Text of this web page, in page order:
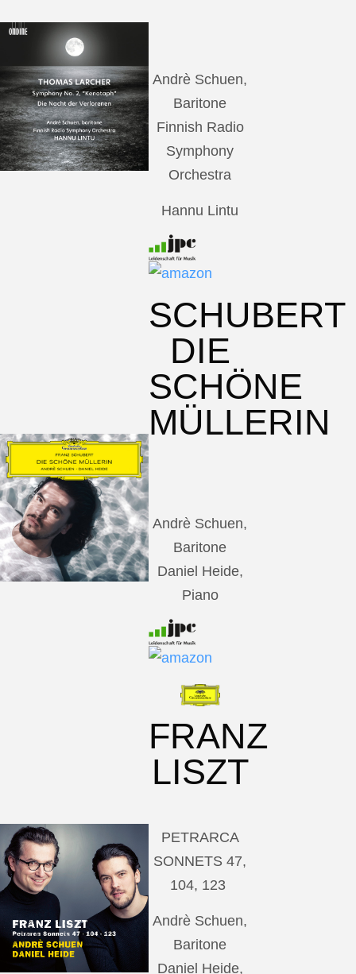
Andrè Schuen,
Baritone
Finnish Radio
Symphony
Orchestra
Hannu Lintu
SCHUBERT
DIE
SCHÖNE
MÜLLERIN
Andrè Schuen,
Baritone
Daniel Heide,
Piano
FRANZ
LISZT
PETRARCA
SONNETS 47,
104, 123
Andrè Schuen,
Baritone
Daniel Heide,